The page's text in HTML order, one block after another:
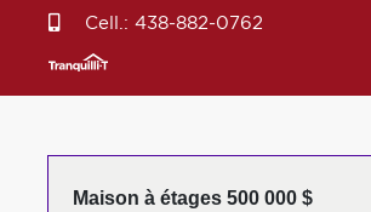
Cell.: 438-882-0762
Maison à étages 500 000 $